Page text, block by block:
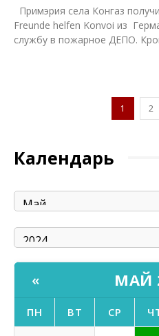
Примэрия села Конгаз
Freunde helfen Konvoi из
службу в пожарное ДЕПО.
1 2
Календарь
« МАЙ
ПН ВТ СР